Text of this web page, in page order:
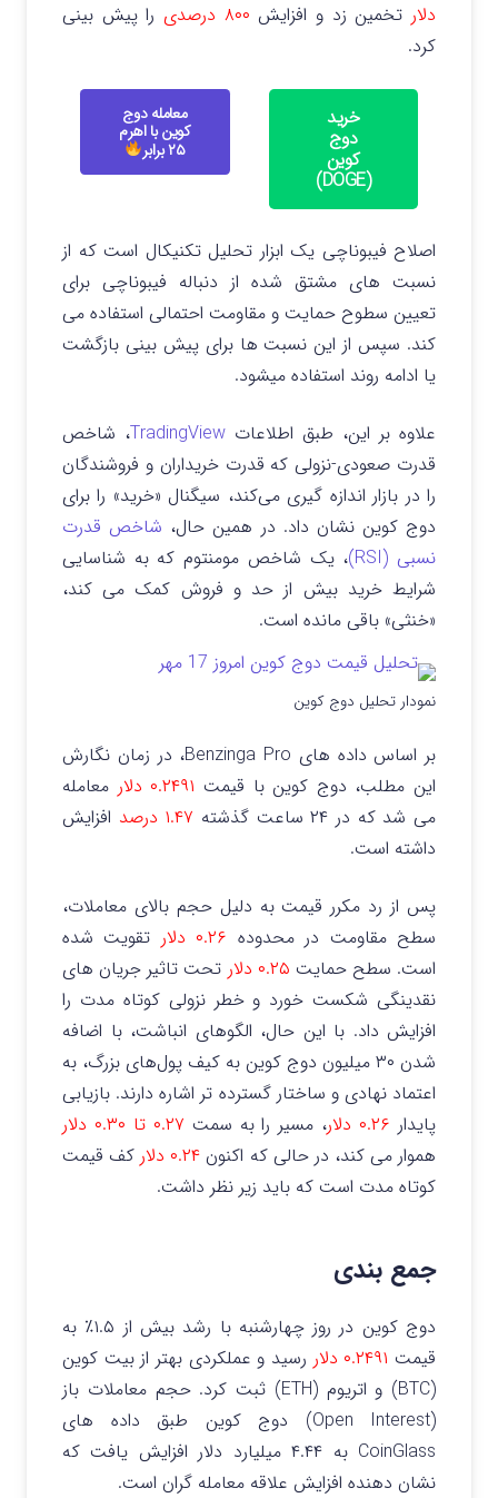
دلارتخمین زد و افزایش ۸۰۰ درصدی
را پیش بینی
کرد.
خرید
دوج
کوین
(DOGE)
معامله دوج
کوین با اهرم
۲۵ برابر
اصلاح فیبوناچی یک ابزار تحلیل تکنیکال است که از
نسبت های مشتق شده از دنباله فیبوناچی برای
تعیین سطوح حمایت و مقاومت احتمالی استفاده می
کند. سپس از این نسبت ها برای پیش بینی بازگشت
یا ادامه روند استفاده میشود.
علاوه بر این، طبق اطلاعات TradingView، شاخص
قدرت صعودی-نزولی که قدرت خریداران و فروشندگان
را در بازار اندازه گیری می‌کند، سیگنال «خرید» را برای
دوج کوین نشان داد. در همین حال، شاخص قدرت
نسبی (RSI)
، یک شاخص مومنتوم که به شناسایی
شرایط خرید بیش از حد و فروش کمک می کند،
«خنثی» باقی مانده است.
نمودار تحلیل دوج کوین
بر اساس داده های Benzinga Pro، در زمان نگارش
این مطلب، دوج کوین با قیمت ۰.۲۴۹۱ دلار
معامله
می‌ شد که در ۲۴ ساعت گذشته
۱.۴۷ درصد
افزایش
داشته است.
پس از رد مکرر قیمت به دلیل حجم بالای معاملات،
سطح مقاومت در محدوده ۰.۲۶ دلار
تقویت شده
است. سطح حمایت ۰.۲۵ دلار
تحت تاثیر جریان های
نقدینگی شکست خورد و خطر نزولی کوتاه مدت را
افزایش داد. با این حال، الگوهای انباشت، با اضافه
شدن ۳۰ میلیون دوج کوین به کیف پول‌های بزرگ، به
اعتماد نهادی و ساختار گسترده تر اشاره دارند. بازیابی
پایدار ۰.۲۶ دلار ، مسیر را به سمت
هموار می کند، در حالی که اکنون ۰.۲۴ دلار
کف قیمت
کوتاه مدت است که باید زیر نظر داشت.
جمع بندی
دوج کوین در روز چهارشنبه با رشد بیش از ۱.۵٪ به
قیمت۰.۲۴۹۱ دلار
رسید و عملکردی بهتر از بیت کوین
(BTC) و اتریوم (ETH) ثبت کرد.
حجم معاملات باز
(Open Interest) دوج کوین طبق داده های
CoinGlass به ۴.۴۴ میلیارد دلار افزایش یافت که
نشان دهنده افزایش علاقه معامله گران است.